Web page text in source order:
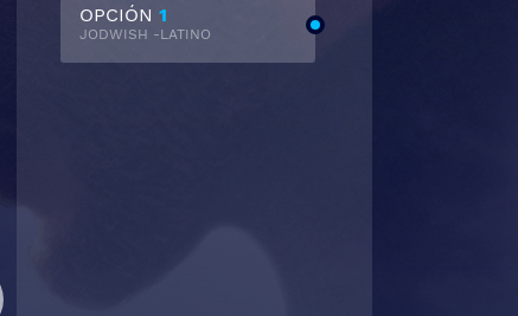
OPCIÓN 1
JODWISH -LATINO